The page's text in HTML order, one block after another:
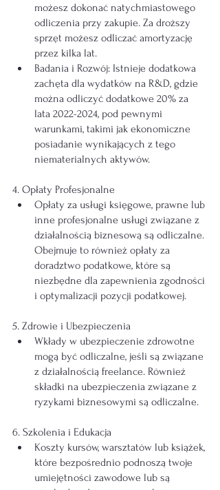
możesz dokonać natychmiastowego
odliczenia przy zakupie. Za droższy
sprzęt możesz odliczać amortyzację
przez kilka lat.
Badania i Rozwój: Istnieje dodatkowa
zachęta dla wydatków na R&D, gdzie
można odliczyć dodatkowe 20% za
lata 2022-2024, pod pewnymi
warunkami, takimi jak ekonomiczne
posiadanie wynikających z tego
niematerialnych aktywów.
4. Opłaty Profesjonalne
Opłaty za usługi księgowe, prawne lub
inne profesjonalne usługi związane z
działalnością biznesową są odliczalne.
Obejmuje to również opłaty za
doradztwo podatkowe, które są
niezbędne dla zapewnienia zgodności
i optymalizacji pozycji podatkowej.
5. Zdrowie i Ubezpieczenia
Wkłady w ubezpieczenie zdrowotne
mogą być odliczalne, jeśli są związane
z działalnością freelance. Również
składki na ubezpieczenia związane z
ryzykami biznesowymi są odliczalne.
6. Szkolenia i Edukacja
Koszty kursów, warsztatów lub książek,
które bezpośrednio podnoszą twoje
umiejętności zawodowe lub są